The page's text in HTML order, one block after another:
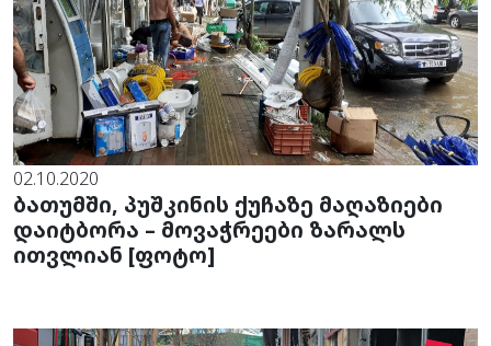
02.10.2020
ბათუმში, პუშკინის ქუჩაზე მაღაზიები
დაიტბორა – მოვაჭრეები ზარალს
ითვლიან [ფოტო]